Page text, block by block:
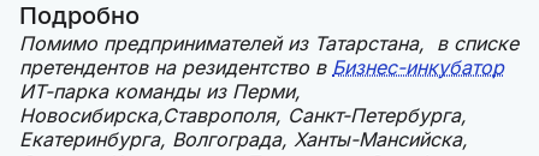
Подробно
Помимо предпринимателей из Татарстана, в списке
претендентов на резидентство в Бизнес-инкубатор
ИТ-парка команды из Перми,
Новосибирска,Ставрополя, Санкт-Петербурга,
Екатеринбурга, Волгограда, Ханты-Мансийска,